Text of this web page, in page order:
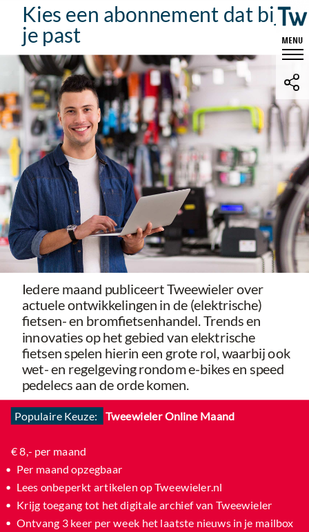
Kies een abonnement dat bij
je past
Iedere maand publiceert Tweewieler over
actuele ontwikkelingen in de (elektrische)
fietsen- en bromfietsenhandel. Trends en
innovaties op het gebied van elektrische
fietsen spelen hierin een grote rol, waarbij ook
wet- en regelgeving rondom e-bikes en speed
pedelecs aan de orde komen.
Populaire Keuze: Tweewieler Online Maand
€ 8,- per maand
Per maand opzegbaar
Lees onbeperkt artikelen op Tweewieler.nl
Krijg toegang tot het digitale archief van Tweewieler​
Ontvang 3 keer per week het laatste nieuws in je mailbox​